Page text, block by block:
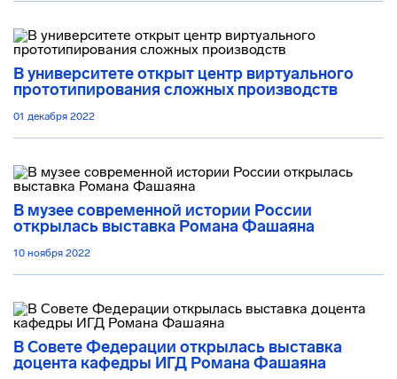
В университете открыт центр виртуального
прототипирования сложных производств
01 декабря 2022
В музее современной истории России
открылась выставка Романа Фашаяна
10 ноября 2022
В Совете Федерации открылась выставка
доцента кафедры ИГД Романа Фашаяна